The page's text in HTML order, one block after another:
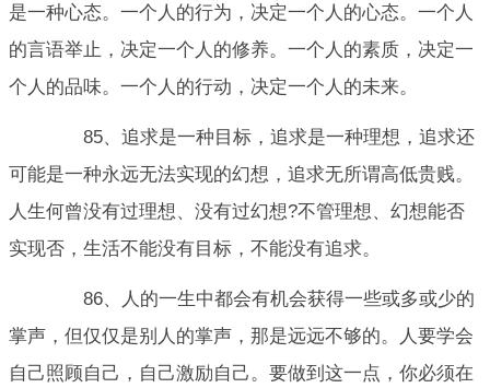
是一种心态。一个人的行为，决定一个人的心态。一个人
的言语举止，决定一个人的修养。一个人的素质，决定一
个人的品味。一个人的行动，决定一个人的未来。
85、追求是一种目标，追求是一种理想，追求还
可能是一种永远无法实现的幻想，追求无所谓高低贵贱。
人生何曾没有过理想、没有过幻想?不管理想、幻想能否
实现否，生活不能没有目标，不能没有追求。
86、人的一生中都会有机会获得一些或多或少的
掌声，但仅仅是别人的掌声，那是远远不够的。人要学会
自己照顾自己，自己激励自己。要做到这一点，你必须在